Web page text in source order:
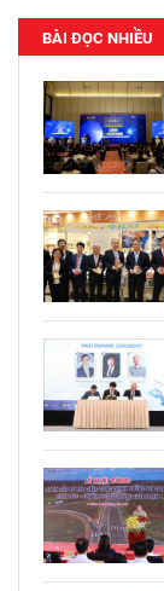
BÀI ĐỌC NHIỀU